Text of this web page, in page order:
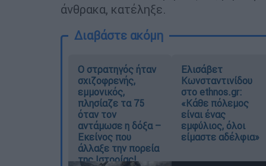
άνθρακα, κατέληξε.
Διαβάστε ακόμη
O στρατηγός ήταν
σχιζοφρενής,
εμμονικός,
πλησίαζε τα 75
όταν τον
αντάμωσε η δόξα –
Εκείνος που
άλλαξε την πορεία
της Ιστορίας!
Ελισάβετ
Κωνσταντινίδου
στο ethnos.gr:
«Κάθε πόλεμος
είναι ένας
εμφύλιος, όλοι
είμαστε αδέλφια»